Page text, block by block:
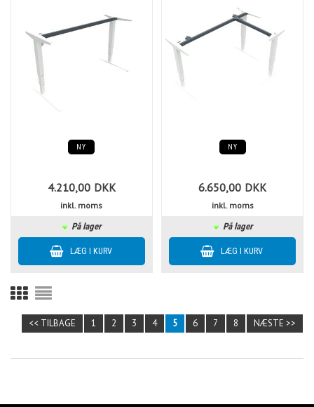
NY
4.210,00 DKK
inkl. moms
På lager
NY
6.650,00 DKK
inkl. moms
På lager
<< TILBAGE 1 2 3 4 5 6 7 8 NÆSTE >>